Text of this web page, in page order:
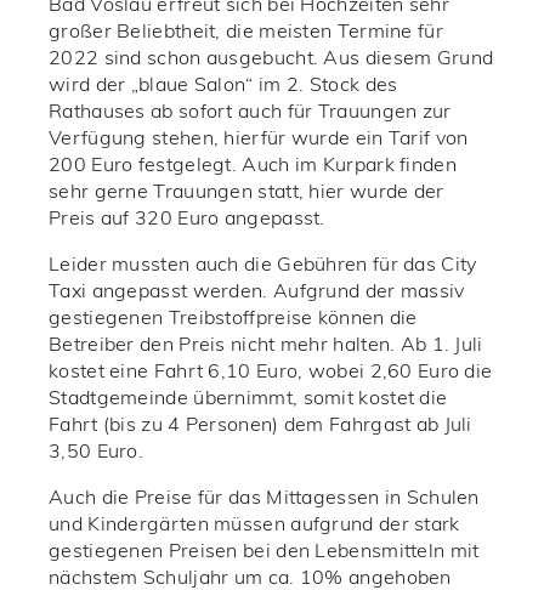
Bad Vöslau erfreut sich bei Hochzeiten sehr
großer Beliebtheit, die meisten Termine für
2022 sind schon ausgebucht. Aus diesem Grund
wird der „blaue Salon“ im 2. Stock des
Rathauses ab sofort auch für Trauungen zur
Verfügung stehen, hierfür wurde ein Tarif von
200 Euro festgelegt. Auch im Kurpark finden
sehr gerne Trauungen statt, hier wurde der
Preis auf 320 Euro angepasst.
Leider mussten auch die Gebühren für das City
Taxi angepasst werden. Aufgrund der massiv
gestiegenen Treibstoffpreise können die
Betreiber den Preis nicht mehr halten. Ab 1. Juli
kostet eine Fahrt 6,10 Euro, wobei 2,60 Euro die
Stadtgemeinde übernimmt, somit kostet die
Fahrt (bis zu 4 Personen) dem Fahrgast ab Juli
3,50 Euro.
Auch die Preise für das Mittagessen in Schulen
und Kindergärten müssen aufgrund der stark
gestiegenen Preisen bei den Lebensmitteln mit
nächstem Schuljahr um ca. 10% angehoben